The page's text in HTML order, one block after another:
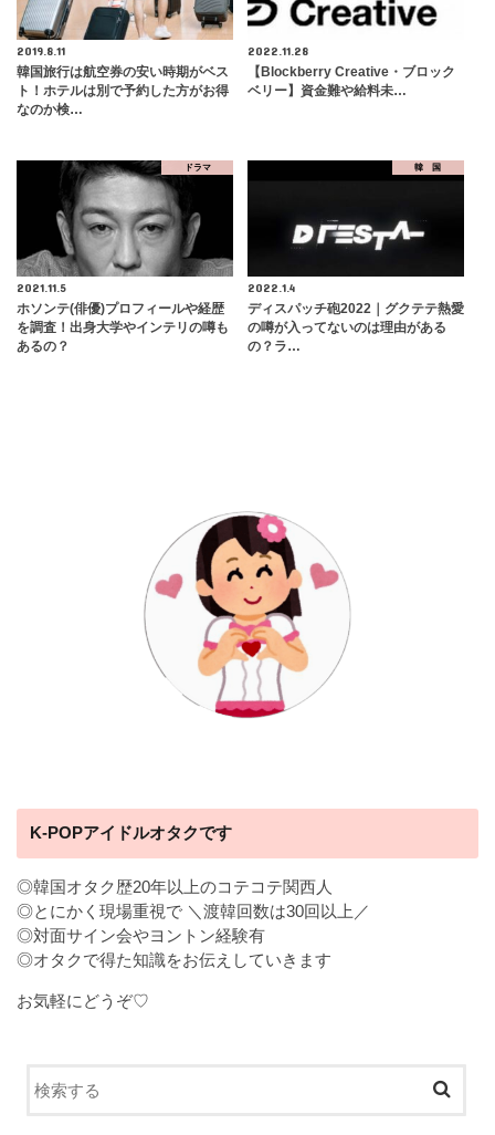
2019.8.11
韓国旅行は航空券の安い時期がベス
ト！ホテルは別で予約した方がお得
なのか検…
2022.11.28
【Blockberry Creative・ブロック
ベリー】資金難や給料未…
ドラマ
2021.11.5
ホソンテ(俳優)プロフィールや経歴
を調査！出身大学やインテリの噂も
あるの？
韓 国
2022.1.4
ディスパッチ砲2022｜グクテテ熱愛
の噂が入ってないのは理由がある
の？ラ…
K-POPアイドルオタクです
◎韓国オタク歴20年以上のコテコテ関西人
◎とにかく現場重視で ＼渡韓回数は30回以上／
◎対面サイン会やヨントン経験有
◎オタクで得た知識をお伝えしていきます
お気軽にどうぞ♡